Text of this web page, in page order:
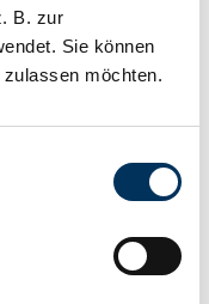
B. zur
Sie können
möchten.